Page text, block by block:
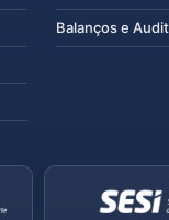
Balanços e